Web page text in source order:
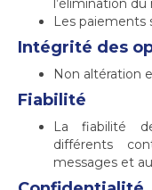
l’élimination du
Les paiements
Intégrité des
Non altération
Fiabilité
La fiabilité
différents
messages et